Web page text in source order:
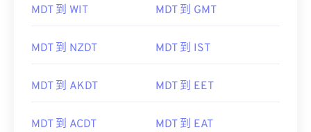
MDT 到 WIT MDT 到 GMT
MDT 到 NZDT MDT 到 IST
MDT 到 AKDT MDT 到 EET
MDT 到 ACDT MDT 到 EAT